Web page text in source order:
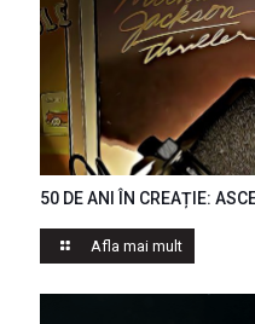
50 DE ANI ÎN CREAȚIE:
Afla mai mult